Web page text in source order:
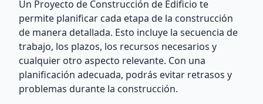
Un Proyecto de Construcción de Edificio te
permite planificar cada etapa de la construcción
de manera detallada. Esto incluye la secuencia de
trabajo, los plazos, los recursos necesarios y
cualquier otro aspecto relevante. Con una
planificación adecuada, podrás evitar retrasos y
problemas durante la construcción.